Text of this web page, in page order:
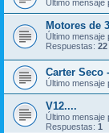
Último mensaje
Motores de
Último mensaje
Respuestas: 22
Carter Seco
Último mensaje
V12....
Último mensaje
Respuestas: 1